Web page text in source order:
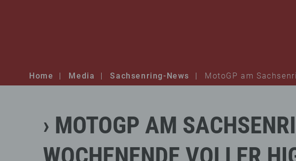
Home Media Sachsenring-News MotoGP am
MOTOGP AM